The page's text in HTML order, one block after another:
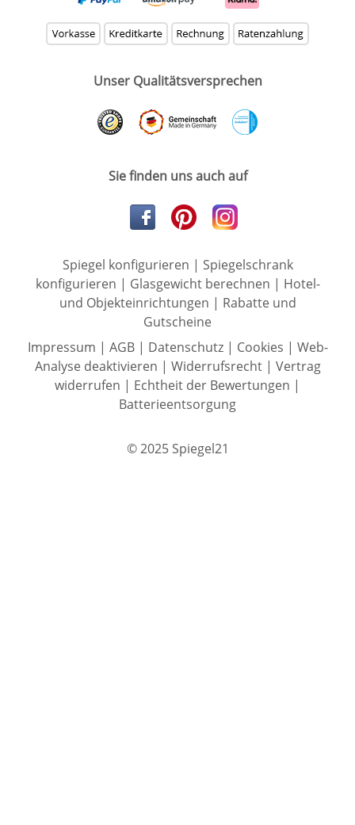
Unser Qualitätsversprechen
Sie finden uns auch auf
Spiegel konfigurieren | Spiegelschrank
konfigurieren | Glasgewicht berechnen | Hotel-
und Objekteinrichtungen | Rabatte und
Gutscheine
Impressum | AGB| Datenschutz| Cookies | Web-
Analyse deaktivieren | Widerrufsrecht| Vertrag
widerrufen | Echtheit der Bewertungen |
Batterieentsorgung
© 2025 Spiegel21